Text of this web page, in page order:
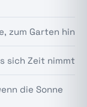
zum Garten hin
sich Zeit nimmt
die Sonne